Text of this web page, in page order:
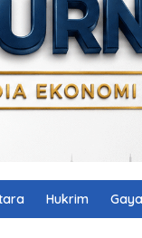
Hukrim